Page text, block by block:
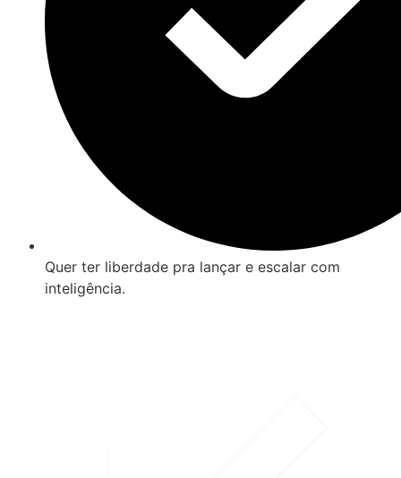
Quer ter liberdade pra lançar e escalar com
inteligência.